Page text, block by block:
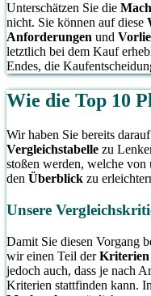
Unterschätzen Sie die
nicht. Sie können auf diese
Anforderungen und
letztlich bei dem Kauf
Endes, die
Wie die Top 10
Wir haben Sie bereits
Vergleichstabelle zu
stoßen werden, welche
den Überblick zu
Unsere
Damit Sie diesen Vorgang
wir einen Teil derKriterien
jedoch auch, dass je nach
Kriterien stattfinden kann.